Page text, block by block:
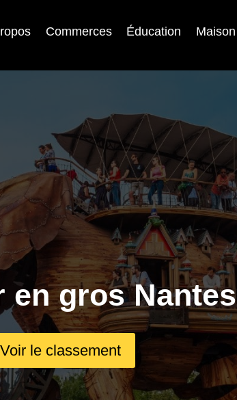
Commerces Éducation Maison
en gros Nantes
Voir le classement